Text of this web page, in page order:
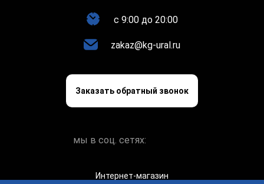
c 9:00 до 20:00
zakaz@kg-ural.ru
Заказать обратный звонок
мы в соц. сетях:
Интернет-магазин